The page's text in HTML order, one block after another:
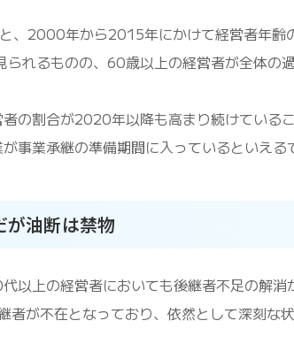
、2000年から2015年にかけて経営者年齢
れるものの、60歳以上の経営者が全体の
の割合が2020年以降も高まり続けている
事業承継の準備期間に入っているといえる
が油断は禁物
以上の経営者においても後継者不足の解消
が不在となっており、依然として深刻な状